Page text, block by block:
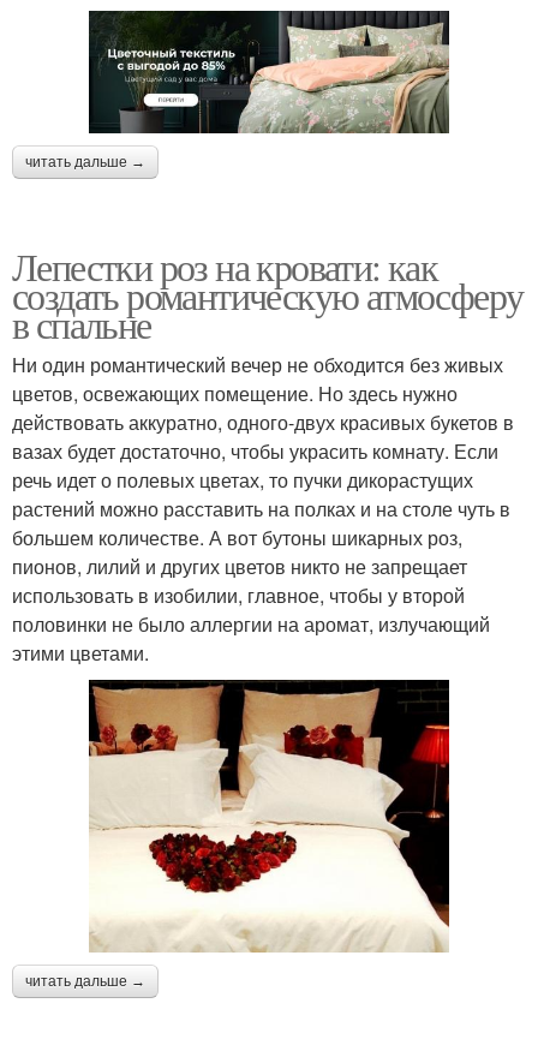
читать дальше →
Лепестки роз на кровати: как
создать романтическую атмосферу
в спальне
Ни один романтический вечер не обходится без живых
цветов, освежающих помещение. Но здесь нужно
действовать аккуратно, одного-двух красивых букетов в
вазах будет достаточно, чтобы украсить комнату. Если
речь идет о полевых цветах, то пучки дикорастущих
растений можно расставить на полках и на столе чуть в
большем количестве. А вот бутоны шикарных роз,
пионов, лилий и других цветов никто не запрещает
использовать в изобилии, главное, чтобы у второй
половинки не было аллергии на аромат, излучающий
этими цветами.
читать дальше →